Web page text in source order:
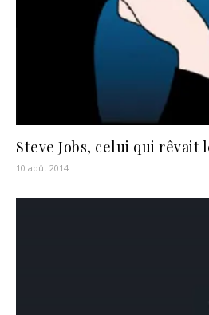
Steve Jobs, celui qui rêvait
10 août 2014